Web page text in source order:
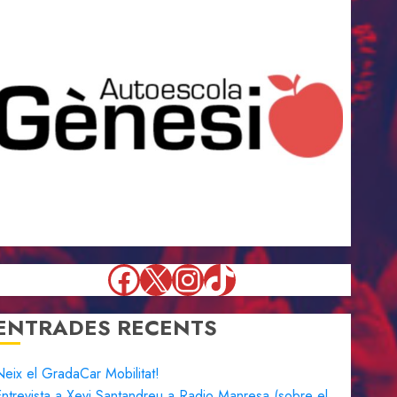
Facebook
X Instagram
TikTok
RECENTS
el GradaCar Mobilitat!